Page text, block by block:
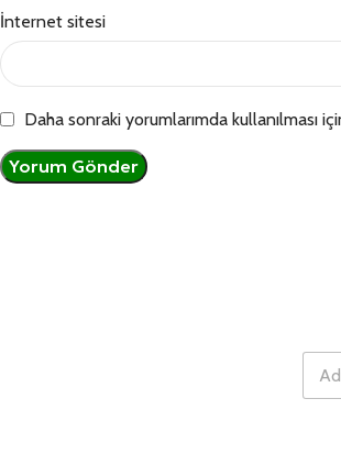
İnternet sitesi
Daha sonraki yorumlarımda kullanılması
A
ı